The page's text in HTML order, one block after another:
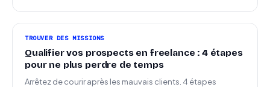
TROUVER DES MISSIONS
Qualifier vos prospects en freelance : 4 étapes
pour ne plus perdre de temps
Arrêtez de courir après les mauvais clients. 4 étapes